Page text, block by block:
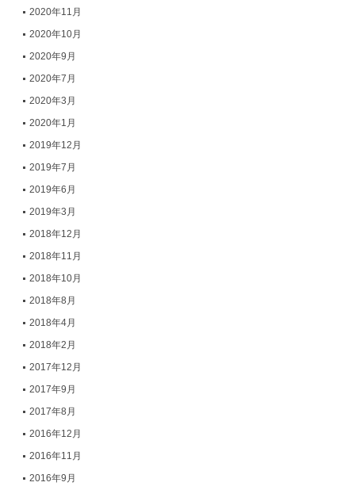
2020年11月
2020年10月
2020年9月
2020年7月
2020年3月
2020年1月
2019年12月
2019年7月
2019年6月
2019年3月
2018年12月
2018年11月
2018年10月
2018年8月
2018年4月
2018年2月
2017年12月
2017年9月
2017年8月
2016年12月
2016年11月
2016年9月